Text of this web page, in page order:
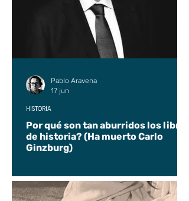
Por qué son tan aburridos los libros
de historia? (Ha muerto Carlo
Ginzburg)
HISTORIA
Pablo Aravena
17 jun